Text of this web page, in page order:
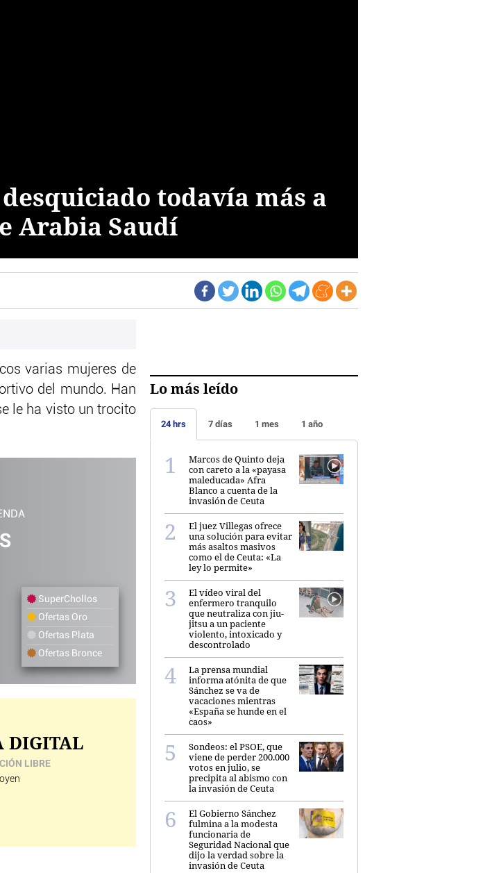
todavía más a
Arabia Saudí
varias mujeres de
del mundo. Han
le ha visto un trocito
SuperChollos
Ofertas Oro
Ofertas Plata
Ofertas Bronce
DIGITAL
LIBRE
Lo más leído
24 hrs 7 días 1 mes 1 año
Marcos de Quinto deja
con careto a la «payasa
maleducada» Afra
Blanco a cuenta de la
invasión de Ceuta
El juez Villegas ofrece
una solución para evitar
más asaltos masivos
como el de Ceuta: «La
ley lo permite»
El vídeo viral del
enfermero tranquilo
que neutraliza con jiu-
jitsu a un paciente
violento, intoxicado y
descontrolado
La prensa mundial
informa atónita de que
Sánchez se va de
vacaciones mientras
«España se hunde en el
caos»
Sondeos: el PSOE, que
viene de perder 200.000
votos en julio, se
precipita al abismo con
la invasión de Ceuta
El Gobierno Sánchez
fulmina a la modesta
funcionaria de
Seguridad Nacional que
dijo la verdad sobre la
invasión de Ceuta